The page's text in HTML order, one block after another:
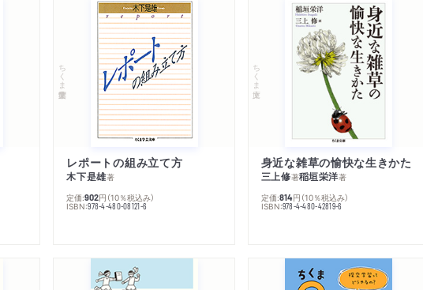
ちくま学芸文庫
レポートの組み立て方
木下是雄著
定価:902円 （10％税込み）
ISBN:978-4-480-08121-6
ちくま文庫
身近な雑草の愉快な生きかた
三上修著稲垣栄洋著
定価:814円 （10％税込み）
ISBN:978-4-480-42819-6